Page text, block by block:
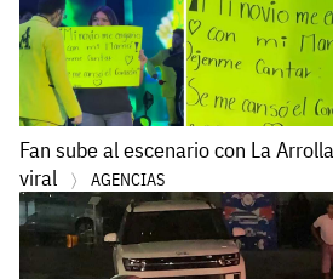
Fan sube al escenario con La
viral
AGENCIAS